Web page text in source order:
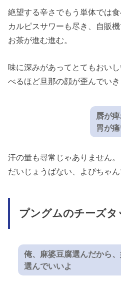
絶望する辛さでもう単体では食
カルピスサワーも尽き、自販
お茶が進む進む。
味に深みがあってとてもおい
べるほど旦那の顔が歪んでいき
唇が痺
胃が
汗の量も尋常じゃありません。
だいじょうばない、よぴちゃん
プングムのチーズタ
俺、麻婆豆腐選んだから
選んでいいよ